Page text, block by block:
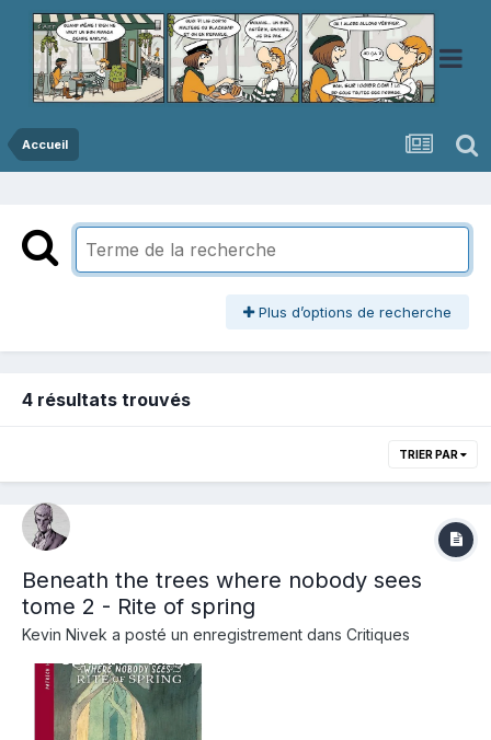
Accueil
Plus d’options de recherche
4 résultats trouvés
TRIER PAR
Beneath the trees where nobody sees
tome 2 - Rite of spring
Kevin Nivek a posté un enregistrement dans Critiques